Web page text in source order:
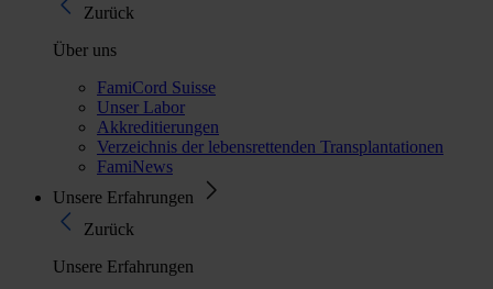
Zurück
Über uns
FamiCord Suisse
Unser Labor
Akkreditierungen
Verzeichnis der lebensrettenden Transplantationen
FamiNews
Unsere Erfahrungen
Zurück
Unsere Erfahrungen